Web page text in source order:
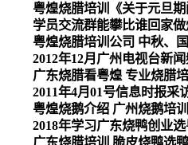
粤煌烧腊培训《关于元旦期
学员交流群能攀比谁回家
粤煌烧腊培训公司 中秋、
2012年12月广州电视台新
广东烧腊看粤煌 专业烧腊
2011年4月01号信息时报采
粤煌烧鹅介绍 广州烧鹅培
2018年学习广东烧鸭创业